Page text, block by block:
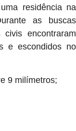
residência na
as buscas
encontraram
e escondidos no
9 milímetros;